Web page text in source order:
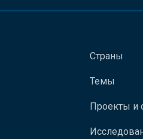
Страны
Темы
Проекты и